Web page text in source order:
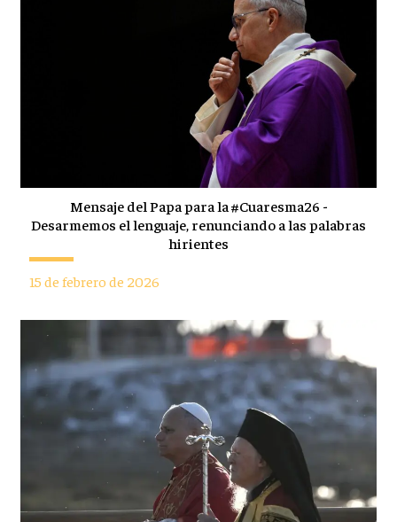
Mensaje del Papa para la #Cuaresma26 -
Desarmemos el lenguaje, renunciando a las palabras
hirientes
15 de febrero de 2026